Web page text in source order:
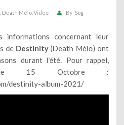
Death Mélo Video By Sog
informations concernant leur
de Destinity(Death Mélo) ont
durant l'été. Pour rappel,
le 15 Octobre :
destinity-album-2021/